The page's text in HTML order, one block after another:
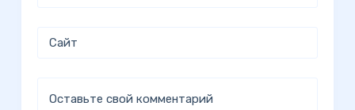
Сайт
Оставьте свой комментарий